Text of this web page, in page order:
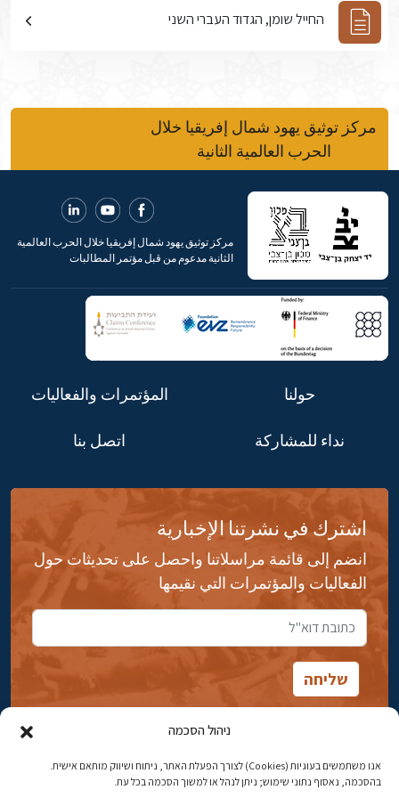
ניהול הסכמה
אנו משתמשים בעוגיות (Cookies) לצורך הפעלת האתר, ניתוח ושיווק מותאם אישית.
בהסכמה, נאסוף נתוני שימוש; ניתן לנהל או למשוך הסכמה בכל עת.
החייל שומן, הגדוד העברי השני
مركز توثيق يهود شمال إفريقيا خلال
الحرب العالمية الثانية
مركز توثيق يهود شمال إفريقيا خلال الحرب العالمية
الثانية مدعوم من قبل مؤتمر المطالبات
حولنا المؤتمرات والفعاليات
نداء للمشاركة اتصل بنا
اشترك في نشرتنا الإخبارية
انضم إلى قائمة مراسلاتنا واحصل على تحديثات حول
الفعاليات والمؤتمرات التي نقيمها
شارع ابن جبيرول، رحافيا ١٤ أورشليم - القدس